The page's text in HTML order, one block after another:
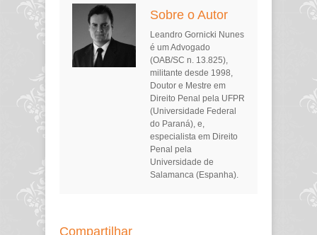
Sobre o Autor
Leandro Gornicki Nunes
é um Advogado
(OAB/SC n. 13.825),
militante desde 1998,
Doutor e Mestre em
Direito Penal pela UFPR
(Universidade Federal
do Paraná), e,
especialista em Direito
Penal pela
Universidade de
Salamanca (Espanha).
Compartilhar